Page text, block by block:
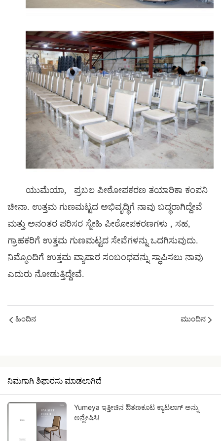
ಯುಮೆಯಾ,
ಪ್ರಬಲ ಪೀಠೋಪಕರಣ ತಯಾರಿಕಾ ಕಂಪನಿ
ಚೀನಾ. ಉತ್ತಮ ಗುಣಮಟ್ಟದ ಅಭಿವೃದ್ಧಿಗೆ ನಾವು ಬದ್ಧರಾಗಿದ್ದೇವೆ
ಮತ್ತು ಅನಂತರ ಪರಿಸರ ಸ್ನೇಹಿ ಪೀಠೋಪಕರಣಗಳು , ಸಹ,
ಗ್ರಾಹಕರಿಗೆ ಉತ್ತಮ ಗುಣಮಟ್ಟದ ಸೇವೆಗಳನ್ನು ಒದಗಿಸುವುದು.
ನಿಮ್ಮೊಂದಿಗೆ ಉತ್ತಮ ವ್ಯಾಪಾರ ಸಂಬಂಧವನ್ನು ಸ್ಥಾಪಿಸಲು ನಾವು
ಎದುರು ನೋಡುತ್ತಿದ್ದೇವೆ.
ಹಿಂದಿನ ಮುಂದಿನ
ನಿಮಗಾಗಿ ಶಿಫಾರಸು ಮಾಡಲಾಗಿದೆ
Yumeya ಇತ್ತೀಚಿನ ಔತಣಕೂಟ ಕ್ಯಾಟಲಾಗ್ ಅನ್ನು
ಅನ್ವೇಷಿಸಿ!